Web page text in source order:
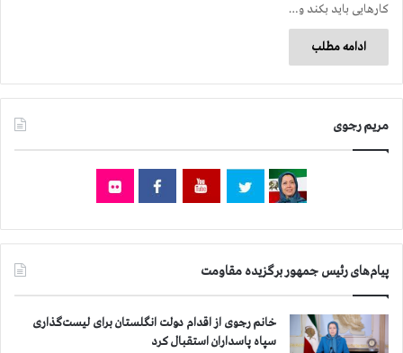
كارهایی باید بكند و…
ادامه مطلب
مریم رجوی
پیام‌های رئیس جمهور برگزیده مقاومت
خانم رجوی از اقدام دولت انگلستان برای لیست‌گذاری
سپاه پاسداران استقبال کرد